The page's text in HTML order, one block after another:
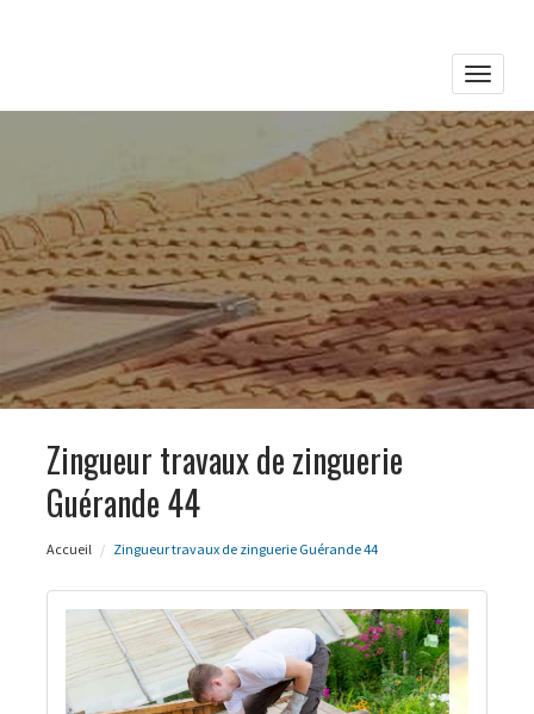
Toggle
Zingueur travaux de zinguerie
Guérande 44
Accueil Zingueur travaux de zinguerie Guérande 44